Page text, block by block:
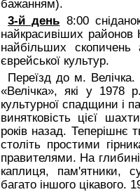
бажанням).
3-й день 8:00
найкрасивіших
найбільших скопичень
єврейської культур.
Переїзд до м.
«Велічка», які у 1978
культурної спадщини і
винятковість цієї
років назад. Теперішнє
століть простими
правителями. На
каплиця, пам'ятники,
багато іншого цікавого.